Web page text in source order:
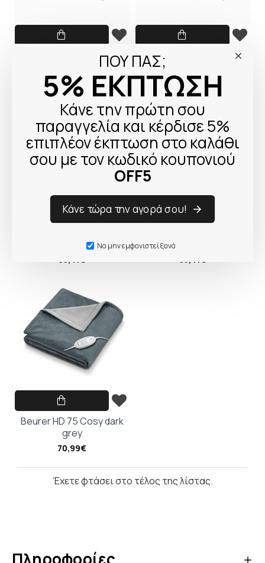
ΠΟΥ ΠΑΣ;
5% ΕΚΠΤΩΣΗ
Κάνε την πρώτη σου
παραγγελία και κέρδισε 5%
επιπλέον έκπτωση στο καλάθι
σου με τον κωδικό κουπονιού
OFF5
Κάνε τώρα την αγορά σου!
Να μην εμφανιστεί ξανά
Beurer HK 26 Beurer HD 82 Stockholm
electric Hot Water Bottle
33,41€
electric Hot Water Bottle
33,41€
Beurer HD 75 Cosy dark
grey
70,99€
Έχετε φτάσει στο τέλος της λίστας.